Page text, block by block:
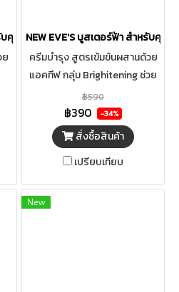
คุณแม่ตั้งครรภ์ Stretch Mark Body Oli
NEW EVE'S บูสเตอร์ฟ้า สำหรับคุ
ครีมบำรุง สูตรเข้มข้นผสานด้วย
แอคทีฟ กลุ่ม Brighitening ช่วย
ให้ผิวพรรณกระจ่างใสอย่างเป็น
ธรรมชาติ พร้อมสารสกัดจาก
ธัญพืช5ชนิดช่วยเติมเต็มความชุ่ ม
ขึ้นพร้อมปรับสีผิวให้สม่ำเสมอ
กันแลดูสุขภาพดีตลอดทั้งวัน
฿590
฿390 -34%
สั่งซื้อสินค้า
เปรียบเทียบ
New